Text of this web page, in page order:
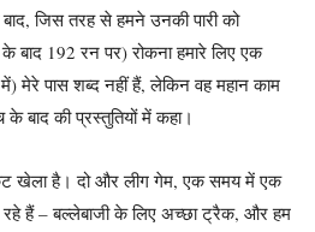
जिस तरह से हमने उनकी पारी को
बाद 192 रन पर) रोकना हमारे लिए एक
मेरे पास शब्द नहीं हैं, लेकिन वह महान काम
बाद की प्रस्तुतियों में कहा।
खेला है। दो और लीग गेम, एक समय में एक
रहे हैं – बल्लेबाजी के लिए अच्छा ट्रैक, और हम